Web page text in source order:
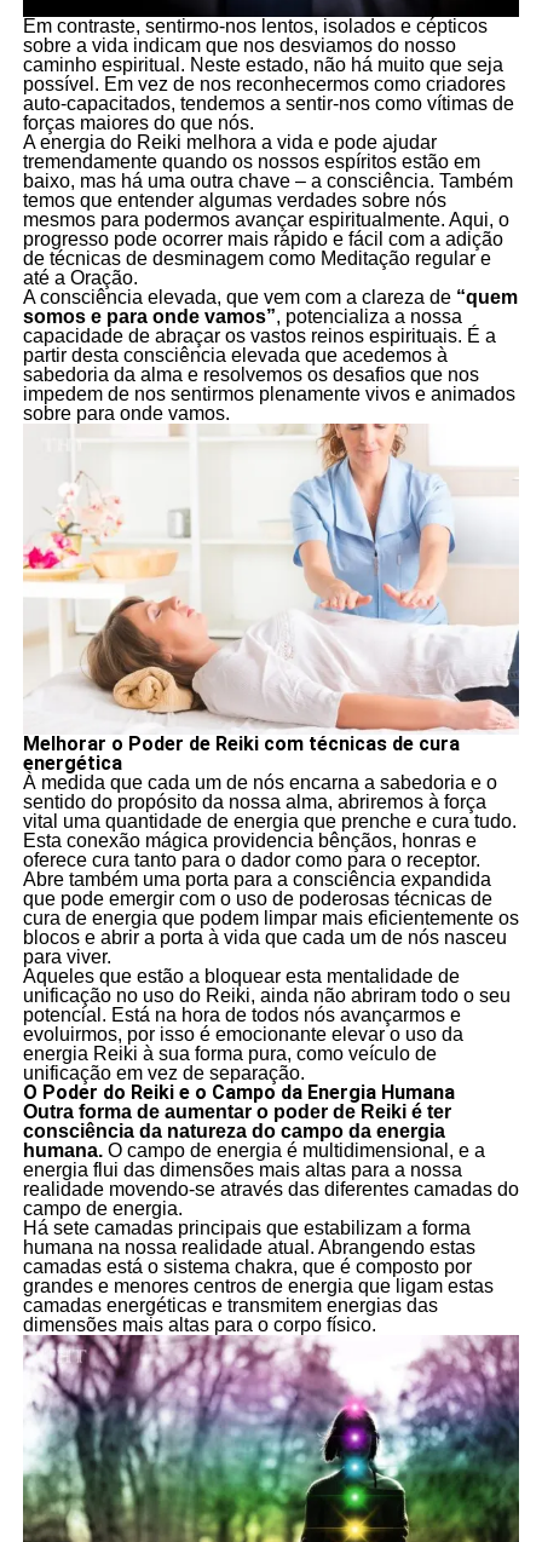
Em contraste, sentirmo-nos lentos, isolados e cépticos
sobre a vida indicam que nos desviamos do nosso
caminho espiritual. Neste estado, não há muito que seja
possível. Em vez de nos reconhecermos como criadores
auto-capacitados, tendemos a sentir-nos como vítimas de
forças maiores do que nós.
A energia do Reiki melhora a vida e pode ajudar
tremendamente quando os nossos espíritos estão em
baixo, mas há uma outra chave – a consciência. Também
temos que entender algumas verdades sobre nós
mesmos para podermos avançar espiritualmente. Aqui, o
progresso pode ocorrer mais rápido e fácil com a adição
de técnicas de desminagem como Meditação regular e
até a Oração.
A consciência elevada, que vem com a clareza de “quem
somos e para onde vamos”, potencializa a nossa
capacidade de abraçar os vastos reinos espirituais. É a
partir desta consciência elevada que acedemos à
sabedoria da alma e resolvemos os desafios que nos
impedem de nos sentirmos plenamente vivos e animados
sobre para onde vamos.
Melhorar o Poder de Reiki com técnicas de cura
energética
À medida que cada um de nós encarna a sabedoria e o
sentido do propósito da nossa alma, abriremos à força
vital uma quantidade de energia que prenche e cura tudo.
Esta conexão mágica providencia bênçãos, honras e
oferece cura tanto para o dador como para o receptor.
Abre também uma porta para a consciência expandida
que pode emergir com o uso de poderosas técnicas de
cura de energia que podem limpar mais eficientemente os
blocos e abrir a porta à vida que cada um de nós nasceu
para viver.
Aqueles que estão a bloquear esta mentalidade de
unificação no uso do Reiki, ainda não abriram todo o seu
potencial. Está na hora de todos nós avançarmos e
evoluirmos, por isso é emocionante elevar o uso da
energia Reiki à sua forma pura, como veículo de
unificação em vez de separação.
O Poder do Reiki e o Campo da Energia Humana
Outra forma de aumentar o poder de Reiki é ter
consciência da natureza do campo da energia
humana.O campo de energia é multidimensional, e a
energia flui das dimensões mais altas para a nossa
realidade movendo-se através das diferentes camadas do
campo de energia.
Há sete camadas principais que estabilizam a forma
humana na nossa realidade atual. Abrangendo estas
camadas está o sistema chakra, que é composto por
grandes e menores centros de energia que ligam estas
camadas energéticas e transmitem energias das
dimensões mais altas para o corpo físico.